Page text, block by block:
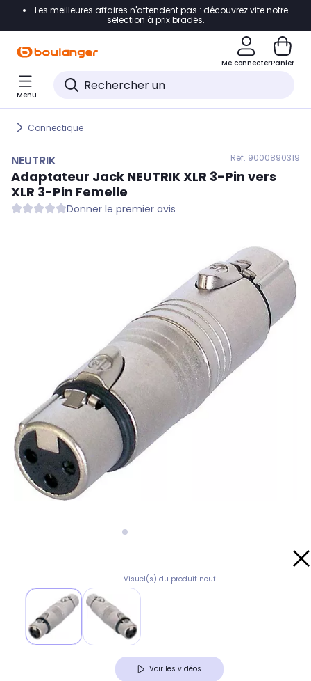
Accéder directement à la navigation
Accéder directement au pied de page
Accéder directement au chatbot
Les meilleures affaires n'attendent pas : découvrez vite notre
sélection à prix bradés.
Me connecterPanier
Menu
Connectique
NEUTRIK Réf. 9000890319
Adaptateur Jack NEUTRIKXLR 3-Pin vers
XLR 3-Pin Femelle
Donner le premier avis
Visuel(s) du produit neuf
Voir les vidéos